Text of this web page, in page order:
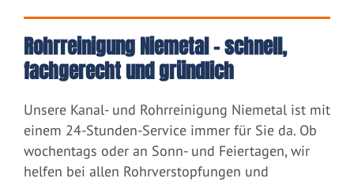
Rohrreinigung Niemetal – schnell,
fachgerecht und gründlich
Unsere Kanal- und Rohrreinigung Niemetal ist mit
einem 24-Stunden-Service immer für Sie da. Ob
wochentags oder an Sonn- und Feiertagen, wir
helfen bei allen Rohrverstopfungen und